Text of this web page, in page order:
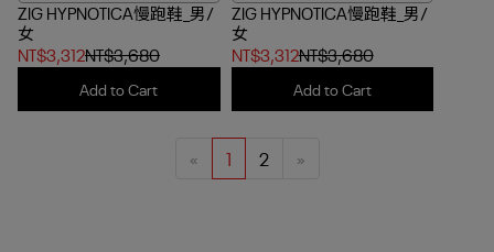
滿4000折$350
ZIG HYPNOTICA慢跑鞋_男/
女
NT$3,312NT$3,680
Add to Cart
滿4000折$350
ZIG HYPNOTICA慢跑鞋_男/
女
NT$3,312NT$3,680
Add to Cart
« 1 2 »